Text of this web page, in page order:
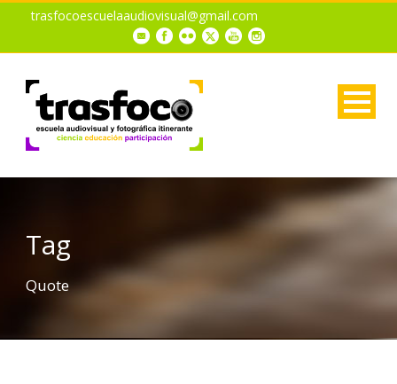
trasfocoescuelaaudiovisual@gmail.com
Tag
Quote